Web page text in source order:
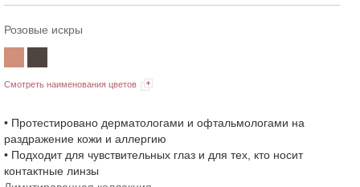
Розовые искры
Смотреть наименования цветов
• Протестировано дерматологами и офтальмологами на
раздражение кожи и аллергию
• Подходит для чувствительных глаз и для тех, кто носит
контактные линзы